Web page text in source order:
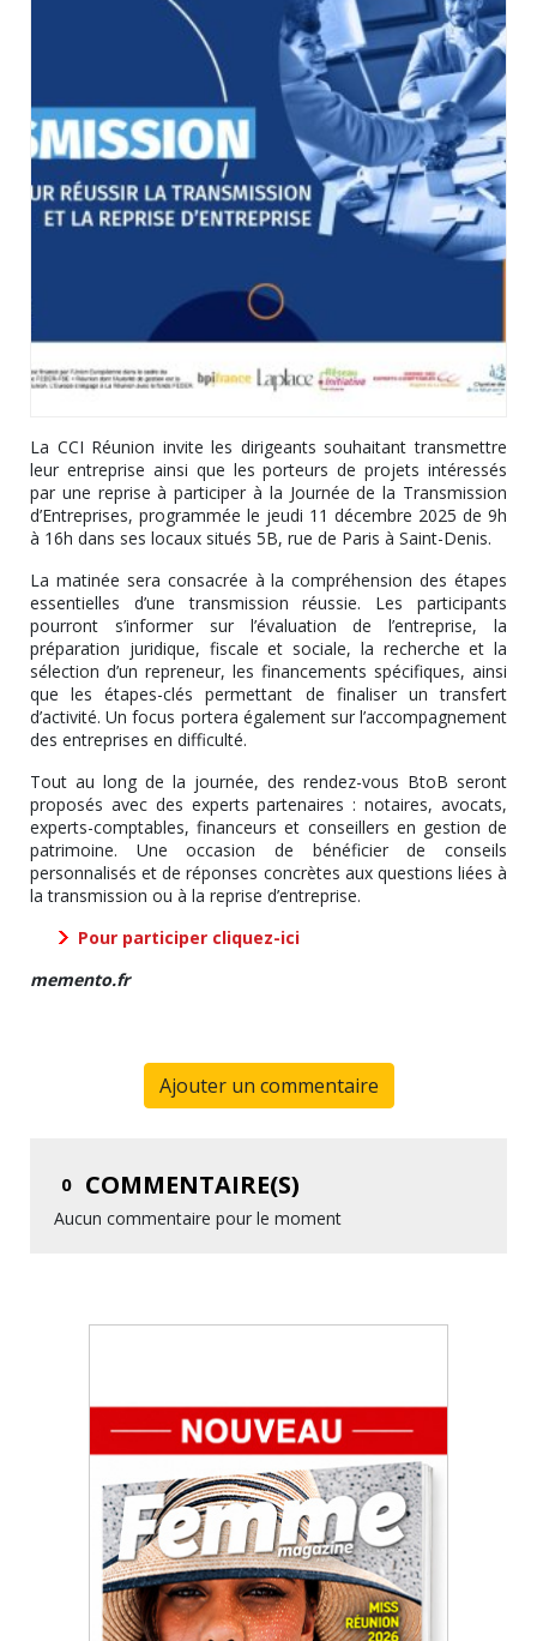
La CCI Réunion invite les dirigeants souhaitant transmettre
leur entreprise ainsi que les porteurs de projets intéressés
par une reprise à participer à la Journée de la Transmission
d’Entreprises, programmée le jeudi 11 décembre 2025 de 9h
à 16h dans ses locaux situés 5B, rue de Paris à Saint-Denis.
La matinée sera consacrée à la compréhension des étapes
essentielles d’une transmission réussie. Les participants
pourront s’informer sur l’évaluation de l’entreprise, la
préparation juridique, fiscale et sociale, la recherche et la
sélection d’un repreneur, les financements spécifiques, ainsi
que les étapes-clés permettant de finaliser un transfert
d’activité. Un focus portera également sur l’accompagnement
des entreprises en difficulté.
Tout au long de la journée, des rendez-vous BtoB seront
proposés avec des experts partenaires : notaires, avocats,
experts-comptables, financeurs et conseillers en gestion de
patrimoine. Une occasion de bénéficier de conseils
personnalisés et de réponses concrètes aux questions liées à
la transmission ou à la reprise d’entreprise.
Pour participer cliquez-ici
memento.fr
Ajouter un commentaire
0 COMMENTAIRE(S)
Aucun commentaire pour le moment